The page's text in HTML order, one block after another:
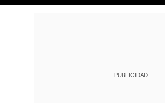
PUBLICIDAD